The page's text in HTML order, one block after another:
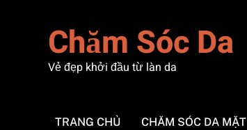
Chăm Sóc Da
Vẻ đẹp khởi đầu từ làn da
TRANG CHỦ CHĂM SÓC DA MẶT